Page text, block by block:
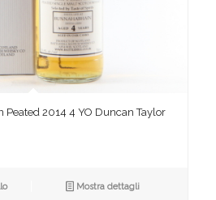
2014 4 YO Duncan Taylor
Mostra dettagli